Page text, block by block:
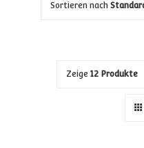
Sortieren nach
Zeige 12 Produkte